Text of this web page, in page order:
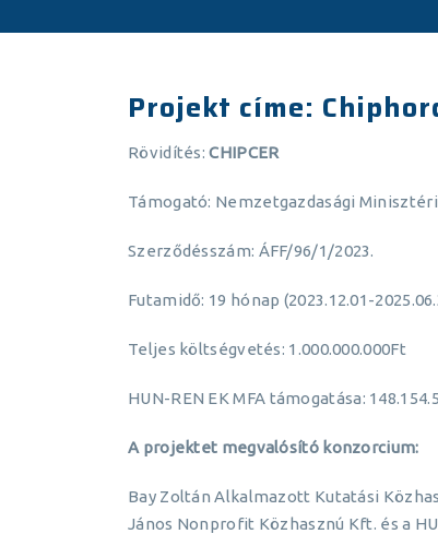
Projekt címe:
Rövidítés:CHIPCER
Támogató: Nemzetgazdasági
Szerződésszám: ÁFF/96/1/2023.
Futamidő: 19 hónap (2023.12.01-
Teljes költségvetés: 1.000.000.000Ft
HUN-REN EK MFA támogatása:
A projektet megvalósító konzorcium:
Bay Zoltán Alkalmazott Kutatási
János Nonprofit Közhasznú Kft. és a